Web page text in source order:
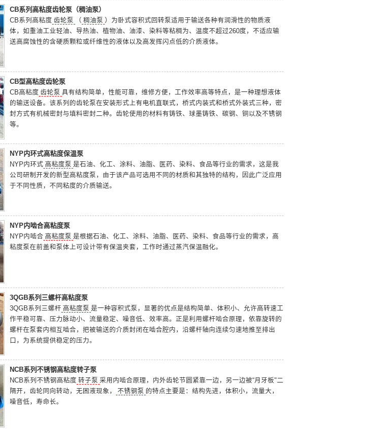
CB系列高粘度齿轮泵（稠油泵）
CB系列高粘度 齿轮泵 （ 稠油泵 ）为卧式容积式回转泵适用于输送各种有润滑性的物质液
体，如重油工业轻油、导热油、植物油、油漆、染料等粘稠为、温度不超过260度，不适应输
送高腐蚀性的含硬质颗粒或纤维性的液体以及高发挥闪点低的介质液体。
CB型高粘度齿轮泵
CB高粘度 齿轮泵 具有结构简单，性能可靠，维修方便，工作效率高等特点，是一种理想液体
的输送设备。该系列的齿轮泵在安装形式上有电机直联式，桥式内装式和桥式外装式三种，密
封方式有机械密封与填料密封二种。齿轮使用的材料有铸铁、球墨铸铁、碳钢、铜以及不锈钢
等。
NYP内环式高粘度保温泵
NYP内环式 高粘度泵 是石油、化工、涂料、油脂、医药、染料、食品等行业的需求，这是我
公司研制开发的新型高粘度泵，由于该产品可选用不同的材质和其独特的结构，因此广泛应用
于不同性质，不同粘度的介质输送。
NYP内啮合高粘度泵
NYP内啮合 高粘度泵 是根据石油、化工、涂料、油脂、医药、染料、食品等行业的需求，高
粘度泵在前盖和泵体上可设计带有保温夹套，工作时通过蒸汽保温融化。
3QGB系列三螺杆高粘度泵
3QGB系列三螺杆 高粘度泵 是一种容积式泵，显著的优点是结构简单、体积小、允许高转速工
作平稳可靠、压力脉动小、流量稳定、噪音低、效率高。正是利用螺杆啮合原理，依靠旋转的
螺杆在泵套内相互啮合，把被输送的介质封闭在啮合腔内，沿螺杆轴向连续匀速地推至排出
口，为系统提供稳定的压力。
NCB系列不锈钢高粘度转子泵
NCB系列不锈钢高粘度 转子泵 采用内啮合原理，内外齿轮节圆紧靠一边，另一边被“月牙板"二
隔开，齿轮同向转动，无困液现象，
不锈钢泵 的特点主要是：结构先进，体积小，流量大，
噪音低，寿命长。